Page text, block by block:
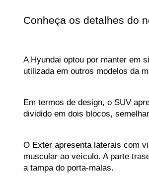
Conheça os detalhes do
A Hyundai optou por manter em
utilizada em outros modelos da
Em termos de design, o SUV
dividido em dois blocos,
O Exter apresenta laterais com
muscular ao veículo. A parte
a tampa do porta-malas.